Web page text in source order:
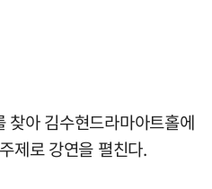
찾아 김수현드라마아트홀에
제로 강연을 펼친다.